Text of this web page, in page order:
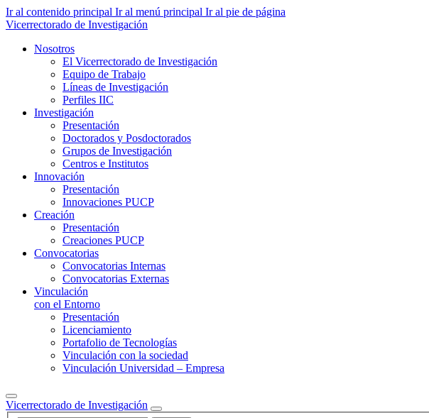
Ir al contenido principal Ir al menú principal Ir al pie de página
Vicerrectorado de Investigación
Nosotros
El Vicerrectorado de Investigación
Equipo de Trabajo
Líneas de Investigación
Perfiles IIC
Investigación
Presentación
Doctorados y Posdoctorados
Grupos de Investigación
Centros e Institutos
Innovación
Presentación
Innovaciones PUCP
Creación
Presentación
Creaciones PUCP
Convocatorias
Convocatorias Internas
Convocatorias Externas
Vinculación
con el Entorno
Presentación
Licenciamiento
Portafolio de Tecnologías
Vinculación con la sociedad
Vinculación Universidad – Empresa
Vicerrectorado de Investigación